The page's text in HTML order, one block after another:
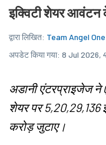
इक्विटी शेयर आवंटन
द्वारा लिखित: Team Angel One
अपडेट किया गया: 8 Jul 2026,
अडानी एंटरप्राइजेज ने
शेयर पर 5,20,29,136
करोड़ जुटाए।